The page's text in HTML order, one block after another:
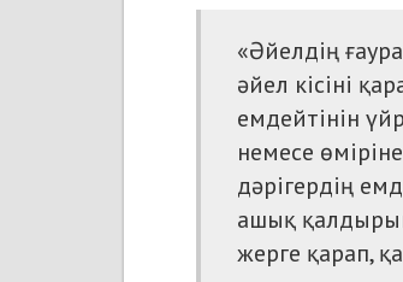
«Әйелдің
әйел кісіні
емдейтінін
немесе
дәрігердің
ашық
жерге қарап,